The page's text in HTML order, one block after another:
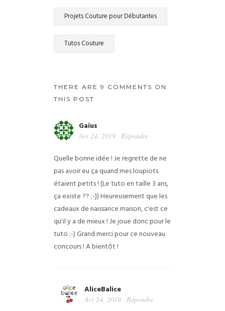
Projets Couture pour Débutantes
Tutos Couture
THERE ARE 9 COMMENTS ON
THIS POST
Gaius
Avr 24, 2019 Répondre
Quelle bonne idée ! Je regrette de ne
pas avoir eu ça quand mes loupiots
étaient petits ! (Le tuto en taille 3 ans,
ça existe ?? ;-)) Heureusement que les
cadeaux de naissance maison, c'est ce
qu'il y a de mieux ! Je joue donc pour le
tuto :-) Grand merci pour ce nouveau
concours ! A bientôt !
AliceBalice
Avr 24, 2019 Répondre